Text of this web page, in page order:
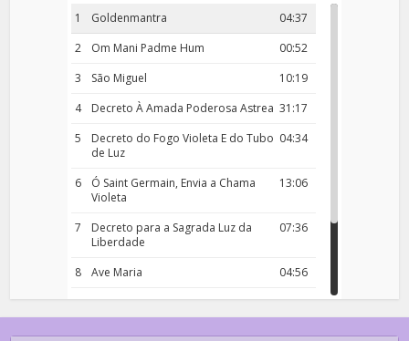
1 04:37
Goldenmantra
2
00:52
Om Mani Padme Hum
3
10:19
São Miguel
4
31:17
Decreto À Amada Poderosa Astrea
5
04:34
Decreto do Fogo Violeta E do Tubo
de Luz
6
13:06
Ó Saint Germain, Envia a Chama
Violeta
7
07:36
Decreto para a Sagrada Luz da
Liberdade
8
04:56
Ave Maria
9
18:00
Rosário da Criança
10
04:43
Decreto 50.03 – Diante da Vossa